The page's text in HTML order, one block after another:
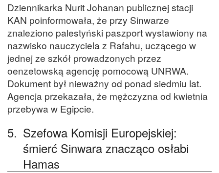
Dziennikarka Nurit Johanan publicznej stacji
KAN poinformowała, że przy Sinwarze
znaleziono palestyński paszport wystawiony na
nazwisko nauczyciela z Rafahu, uczącego w
jednej ze szkół prowadzonych przez
oenzetowską agencję pomocową UNRWA.
Dokument był nieważny od ponad siedmiu lat.
Agencja przekazała, że mężczyzna od kwietnia
przebywa w Egipcie.
5. Szefowa Komisji Europejskiej:
śmierć Sinwara znacząco osłabi
Hamas